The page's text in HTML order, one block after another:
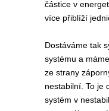
částice v
více přiblíží
Dostáváme tak
systému a
ze strany
nestabilní. To je
systém v